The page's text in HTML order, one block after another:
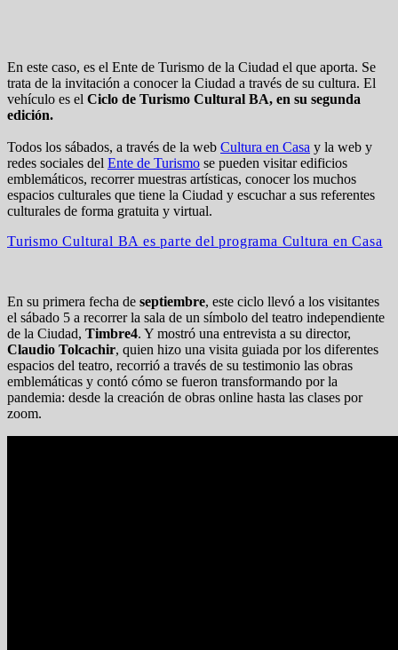
En este caso, es el Ente de Turismo de la Ciudad el que aporta. Se
trata de la invitación a conocer la Ciudad a través de su cultura. El
vehículo es el Ciclo de Turismo Cultural BA, en su segunda
edición.
Todos los sábados, a través de la web Cultura en Casa y la web y
redes sociales del Ente de Turismo se pueden visitar edificios
emblemáticos, recorrer muestras artísticas, conocer los muchos
espacios culturales que tiene la Ciudad y escuchar a sus referentes
culturales de forma gratuita y virtual.
Turismo Cultural BA es parte del programa Cultura en Casa
En su primera fecha de septiembre, este ciclo llevó a los visitantes
el sábado 5 a recorrer la sala de un símbolo del teatro independiente
de la Ciudad, Timbre4. Y mostró una entrevista a su director,
Claudio Tolcachir, quien hizo una visita guiada por los diferentes
espacios del teatro, recorrió a través de su testimonio las obras
emblemáticas y contó cómo se fueron transformando por la
pandemia: desde la creación de obras online hasta las clases por
zoom.